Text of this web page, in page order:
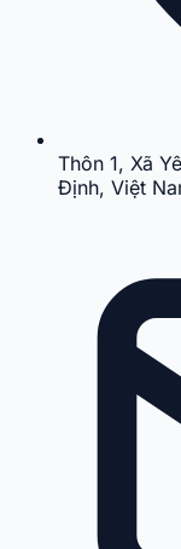
Thôn 1, Xã
Định, Việt